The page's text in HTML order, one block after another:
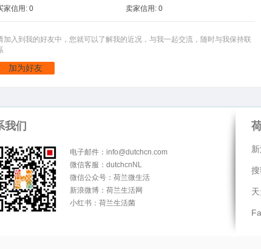
家信用: 0
卖家信用: 0
加入到我的好友中，您就可以了解我的近况，与我一起交流，随时与我保持联
加为好友
我们
电子邮件：info@dutchcn.com
微信客服：dutchcnNL
微信公众号：荷兰微生活
新浪微博：荷兰生活网
小红书：荷兰生活菌